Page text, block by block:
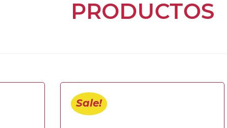
PRODUCTOS
Sale!